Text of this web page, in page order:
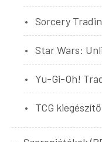
Sorcery
Star Wars:
Yu-Gi-Oh!
TCG